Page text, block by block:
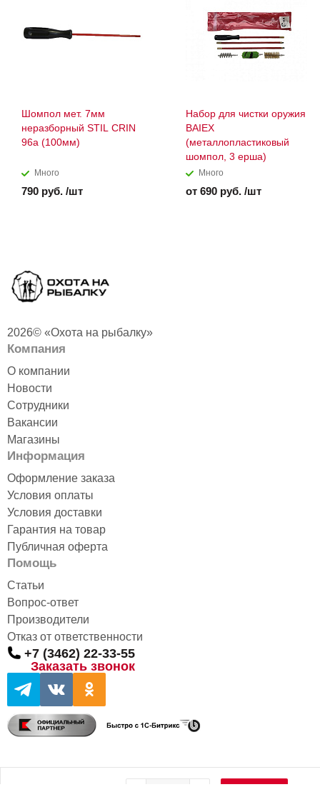
Шомпол мет. 7мм
неразборный STIL CRIN
96а (100мм)
Много
790 руб. /шт
Набор для чистки оружия
BAIEX
(металлопластиковый
шомпол, 3 ерша)
Много
от 690 руб. /шт
2026© «Охота на рыбалку»
Компания
О компании
Новости
Сотрудники
Вакансии
Магазины
Информация
Оформление заказа
Условия оплаты
Условия доставки
Гарантия на товар
Публичная оферта
Помощь
Статьи
Вопрос-ответ
Производители
Отказ от ответственности
+7 (3462) 22-33-55
Заказать звонок